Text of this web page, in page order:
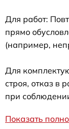
Для работ:
прямо
(например,
Для
строя, отказ в
при
Показать